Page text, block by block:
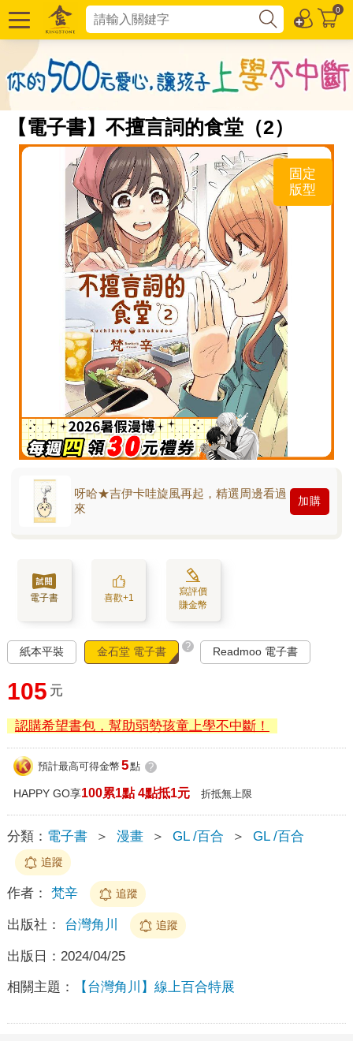
0
【電子書】不擅言詞的食堂（2）
固定
版型
呀哈★吉伊卡哇旋風再起，精選周邊看過
來
加購
電子書 喜歡+1
寫評價
賺金幣
紙本平裝 金石堂 電子書 ? Readmoo 電子書
105 元
認購希望書包，幫助弱勢孩童上學不中斷！
預計最高可得金幣 5點 ?
HAPPY GO享100累1點 4點抵1元 折抵無上限
分類： 電子書 ＞ 漫畫 ＞ GL /百合 ＞ GL /百合
追蹤
作者： 梵辛 追蹤
出版社： 台灣角川 追蹤
出版日： 2024/04/25
相關主題： 【台灣角川】線上百合特展